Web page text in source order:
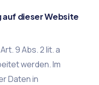
dieser Website
9 Abs. 2 lit. a
werden. Im
Daten in